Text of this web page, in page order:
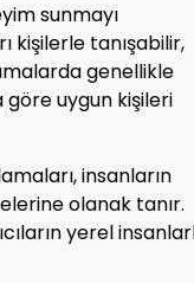
sunmayı
kişilerle tanışabilir,
genellikle
göre uygun kişileri
insanların
olanak tanır.
yerel